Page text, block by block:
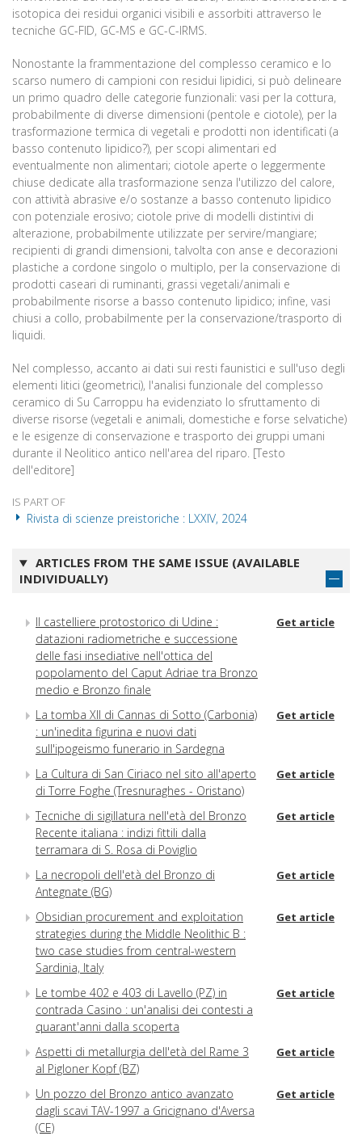
isotopica dei residui organici visibili e assorbiti attraverso le
tecniche GC-FID, GC-MS e GC-C-IRMS.
Nonostante la frammentazione del complesso ceramico e lo
scarso numero di campioni con residui lipidici, si può delineare
un primo quadro delle categorie funzionali: vasi per la cottura,
probabilmente di diverse dimensioni (pentole e ciotole), per la
trasformazione termica di vegetali e prodotti non identificati (a
basso contenuto lipidico?), per scopi alimentari ed
eventualmente non alimentari; ciotole aperte o leggermente
chiuse dedicate alla trasformazione senza l'utilizzo del calore,
con attività abrasive e/o sostanze a basso contenuto lipidico
con potenziale erosivo; ciotole prive di modelli distintivi di
alterazione, probabilmente utilizzate per servire/mangiare;
recipienti di grandi dimensioni, talvolta con anse e decorazioni
plastiche a cordone singolo o multiplo, per la conservazione di
prodotti caseari di ruminanti, grassi vegetali/animali e
probabilmente risorse a basso contenuto lipidico; infine, vasi
chiusi a collo, probabilmente per la conservazione/trasporto di
liquidi.
Nel complesso, accanto ai dati sui resti faunistici e sull'uso degli
elementi litici (geometrici), l'analisi funzionale del complesso
ceramico di Su Carroppu ha evidenziato lo sfruttamento di
diverse risorse (vegetali e animali, domestiche e forse selvatiche)
e le esigenze di conservazione e trasporto dei gruppi umani
durante il Neolitico antico nell'area del riparo. [Testo
dell'editore]
IS PART OF
Rivista di scienze preistoriche : LXXIV, 2024
ARTICLES FROM THE SAME ISSUE (AVAILABLE
INDIVIDUALLY)
Il castelliere protostorico di Udine :
datazioni radiometriche e successione
delle fasi insediative nell'ottica del
popolamento del Caput Adriae tra Bronzo
medio e Bronzo finale
Get article
La tomba XII di Cannas di Sotto (Carbonia)
: un'inedita figurina e nuovi dati
sull'ipogeismo funerario in Sardegna
Get article
La Cultura di San Ciriaco nel sito all'aperto
di Torre Foghe (Tresnuraghes - Oristano)
Get article
Tecniche di sigillatura nell'età del Bronzo
Recente italiana : indizi fittili dalla
terramara di S. Rosa di Poviglio
Get article
La necropoli dell'età del Bronzo di
Antegnate (BG)
Get article
Obsidian procurement and exploitation
strategies during the Middle Neolithic B :
two case studies from central-western
Sardinia, Italy
Get article
Le tombe 402 e 403 di Lavello (PZ) in
contrada Casino : un'analisi dei contesti a
quarant'anni dalla scoperta
Get article
Aspetti di metallurgia dell'età del Rame 3
al Pigloner Kopf (BZ)
Get article
Un pozzo del Bronzo antico avanzato
dagli scavi TAV-1997 a Gricignano d'Aversa
(CE)
Get article